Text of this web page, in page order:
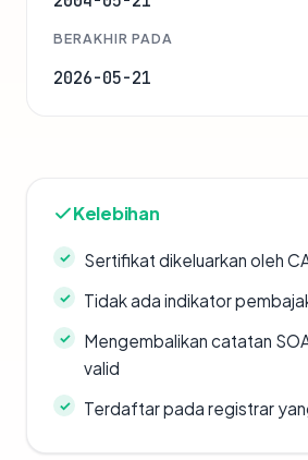
BERAKHIR PADA
2026-05-21
Kelebihan
Sertifikat dikeluarkan oleh
Tidak ada indikator
Mengembalikan catatan
valid
Terdaftar pada registrar